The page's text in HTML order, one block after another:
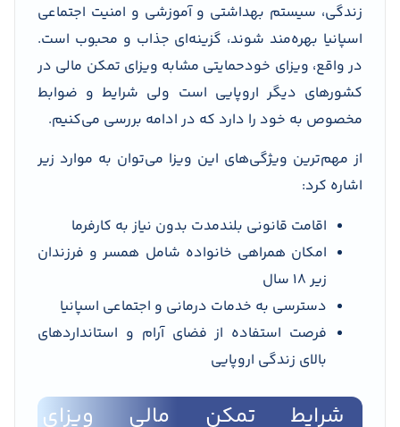
زندگی، سیستم بهداشتی و آموزشی و امنیت اجتماعی
اسپانیا بهره‌مند شوند، گزینه‌ای جذاب و محبوب است.
در واقع، ویزای خودحمایتی مشابه ویزای تمکن مالی در
کشورهای دیگر اروپایی است ولی شرایط و ضوابط
مخصوص به خود را دارد که در ادامه بررسی می‌کنیم.
از مهم‌ترین ویژگی‌های این ویزا می‌توان به موارد زیر
اشاره کرد:
اقامت قانونی بلندمدت بدون نیاز به کارفرما
امکان همراهی خانواده شامل همسر و فرزندان
زیر ۱۸ سال
دسترسی به خدمات درمانی و اجتماعی اسپانیا
فرصت استفاده از فضای آرام و استانداردهای
بالای زندگی اروپایی
شرایط تمکن مالی ویزای